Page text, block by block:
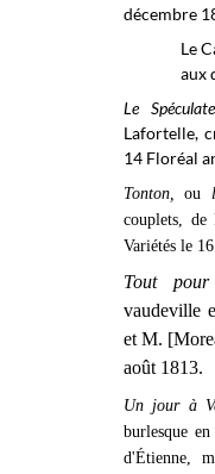
décembre
Le
aux
Le
Lafortelle,
14 Floréal
Tonton,ou
couplets,
Variétés le
Tout pour
vaudeville
et M.
août 1813.
Un jour à
burlesque
d'Étienne,